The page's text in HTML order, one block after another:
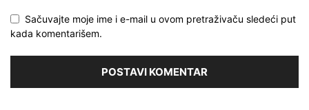
Sačuvajte moje ime i e-mail u ovom pretraživaču sledeći put
kada komentarišem.